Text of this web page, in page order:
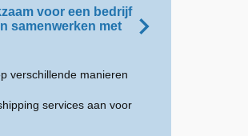
voor een bedrijf
samenwerken met
verschillende manieren
services aan voor